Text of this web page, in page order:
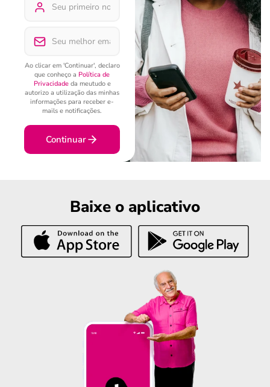
Ao clicar em 'Continuar', declaro
que conheço a Política de
Privacidadeda meutudo e
autorizo a utilização das minhas
informações para receber e-
mails e notificações.
Continuar
Baixe o aplicativo